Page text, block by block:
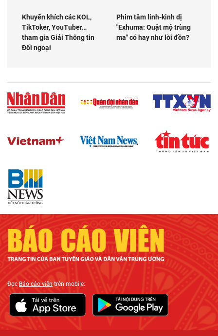
Khuyến khích các KOL,
TikToker, YouTuber…
tham gia Giải Thông tin
Đối ngoại
Phim tâm linh-kinh dị
"Exhuma: Quật mộ trùng
ma" có hay như lời đồn?
ĐọcBáo cáo viên trên mobile: